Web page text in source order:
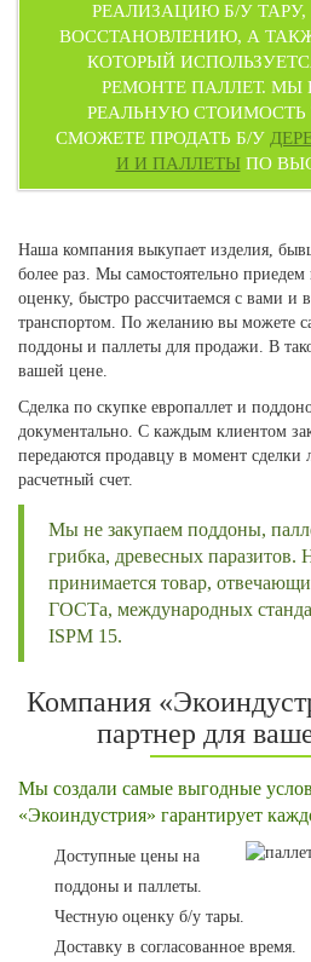
РЕАЛИЗАЦИЮ Б/У
ВОССТАНОВЛЕНИЮ, А
КОТОРЫЙ
РЕМОНТЕ ПАЛЛЕТ.
РЕАЛЬНУЮ СТОИМОСТЬ
СМОЖЕТЕ ПРОДАТЬ Б/У
И И ПАЛЛЕТЫПО
Наша компания выкупает изделия,
более раз. Мы самостоятельно
оценку, быстро рассчитаемся с вами и
транспортом. По желанию вы можете
поддоны и паллеты для продажи. В
вашей цене.
Сделка по скупке европаллет и
документально. С каждым клиентом
передаются продавцу в момент сделки
расчетный счет.
Мы не закупаем поддоны,
грибка, древесных паразитов.
принимается товар,
ГОСТа, международных
ISPM 15.
Компания
партнер для
Мы создали самые выгодные
«Экоиндустрия» гарантирует
Доступные цены на
поддоны и паллеты.
Честную оценку б/у тары.
Доставку в согласованное время.